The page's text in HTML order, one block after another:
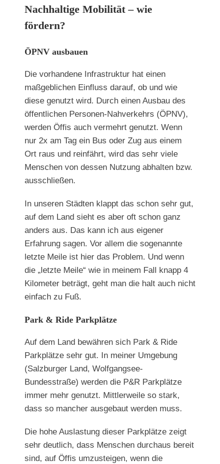
Nachhaltige Mobilität – wie
fördern?
ÖPNV ausbauen
Die vorhandene Infrastruktur hat einen
maßgeblichen Einfluss darauf, ob und wie
diese genutzt wird. Durch einen Ausbau des
öffentlichen Personen-Nahverkehrs (ÖPNV),
werden Öffis auch vermehrt genutzt. Wenn
nur 2x am Tag ein Bus oder Zug aus einem
Ort raus und reinfährt, wird das sehr viele
Menschen von dessen Nutzung abhalten bzw.
ausschließen.
In unseren Städten klappt das schon sehr gut,
auf dem Land sieht es aber oft schon ganz
anders aus. Das kann ich aus eigener
Erfahrung sagen. Vor allem die sogenannte
letzte Meile ist hier das Problem. Und wenn
die „letzte Meile“ wie in meinem Fall knapp 4
Kilometer beträgt, geht man die halt auch nicht
einfach zu Fuß.
Park & Ride Parkplätze
Auf dem Land bewähren sich Park & Ride
Parkplätze sehr gut. In meiner Umgebung
(Salzburger Land, Wolfgangsee-
Bundesstraße) werden die P&R Parkplätze
immer mehr genutzt. Mittlerweile so stark,
dass so mancher ausgebaut werden muss.
Die hohe Auslastung dieser Parkplätze zeigt
sehr deutlich, dass Menschen durchaus bereit
sind, auf Öffis umzusteigen, wenn die